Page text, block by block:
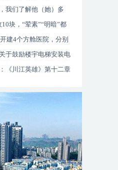
我们了解他（她）多
块，“荤素”“明暗”都
建4个方舱医院，分别
于鼓励楼宇电梯安装电
的倡议书
《川江英雄》第十二章